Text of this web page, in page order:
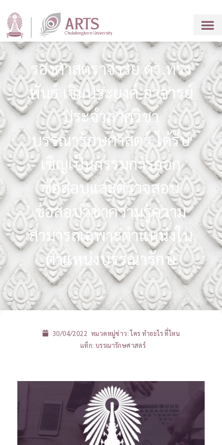
รองศาสตราจารย์ ดร.ทรง
พันธ์ เจิมประยงค์ อาจารย์
ประจำภาควิชา
บรรณารักษศาสตร์ ได้รับ
เชิญเป็นกรรมการออก
ข้อสอบและตรวจสอบ
ข้อสอบวิชาความรู้ความ
สามารถเฉพาะตำแหน่งใน
ตำแหน่งบรรณารักษ์
30/04/2022 หมวดหมู่ข่าว:ใคร ทำอะไร ที่ไหน
แท็ก: บรรณารักษศาสตร์